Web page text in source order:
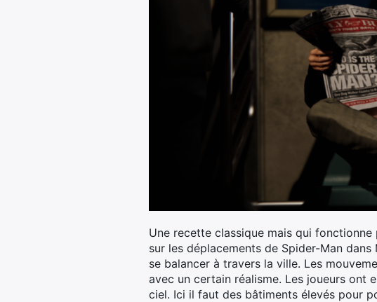
Une recette classique mais qui
sur les déplacements de Spider-Man
se balancer à travers la ville. Les
avec un certain réalisme. Les joueurs ont
ciel. Ici il faut des bâtiments élevés pour